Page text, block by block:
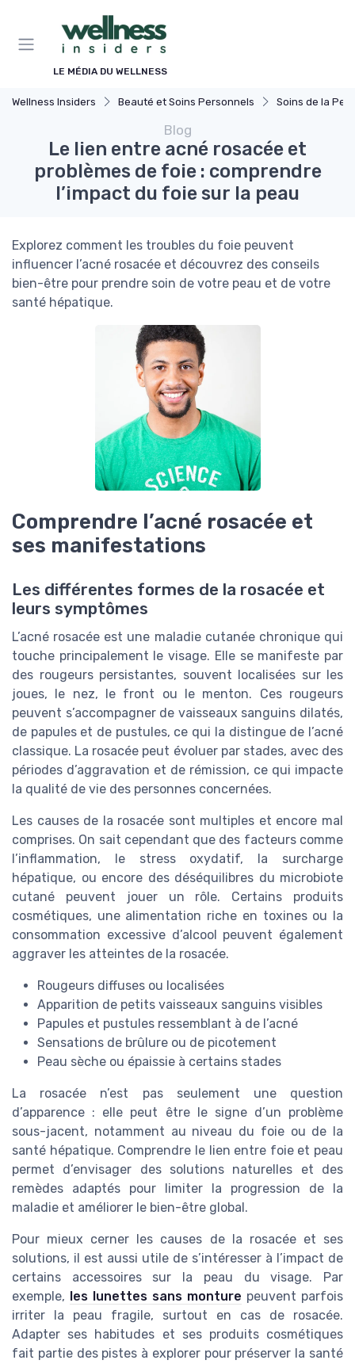
LE MÉDIA DU WELLNESS
Wellness Insiders Beauté et Soins Personnels Soins de la
Blog
Le lien entre acné rosacée et
problèmes de foie : comprendre
l’impact du foie sur la peau
Explorez comment les troubles du foie peuvent
influencer l’acné rosacée et découvrez des conseils
bien-être pour prendre soin de votre peau et de votre
santé hépatique.
Comprendre l’acné rosacée et
ses manifestations
Les différentes formes de la rosacée et
leurs symptômes
L’acné rosacée est une maladie cutanée chronique qui
touche principalement le visage. Elle se manifeste par
des rougeurs persistantes, souvent localisées sur les
joues, le nez, le front ou le menton. Ces rougeurs
peuvent s’accompagner de vaisseaux sanguins dilatés,
de papules et de pustules, ce qui la distingue de l’acné
classique. La rosacée peut évoluer par stades, avec des
périodes d’aggravation et de rémission, ce qui impacte
la qualité de vie des personnes concernées.
Les causes de la rosacée sont multiples et encore mal
comprises. On sait cependant que des facteurs comme
l’inflammation, le stress oxydatif, la surcharge
hépatique, ou encore des déséquilibres du microbiote
cutané peuvent jouer un rôle. Certains produits
cosmétiques, une alimentation riche en toxines ou la
consommation excessive d’alcool peuvent également
aggraver les atteintes de la rosacée.
Rougeurs diffuses ou localisées
Apparition de petits vaisseaux sanguins visibles
Papules et pustules ressemblant à de l’acné
Sensations de brûlure ou de picotement
Peau sèche ou épaissie à certains stades
La rosacée n’est pas seulement une question
d’apparence : elle peut être le signe d’un problème
sous-jacent, notamment au niveau du foie ou de la
santé hépatique. Comprendre le lien entre foie et peau
permet d’envisager des solutions naturelles et des
remèdes adaptés pour limiter la progression de la
maladie et améliorer le bien-être global.
Pour mieux cerner les causes de la rosacée et ses
solutions, il est aussi utile de s’intéresser à l’impact de
certains accessoires sur la peau du visage. Par
exemple, les lunettes sans monture peuvent parfois
irriter la peau fragile, surtout en cas de rosacée.
Adapter ses habitudes et ses produits cosmétiques
fait partie des pistes à explorer pour préserver la santé